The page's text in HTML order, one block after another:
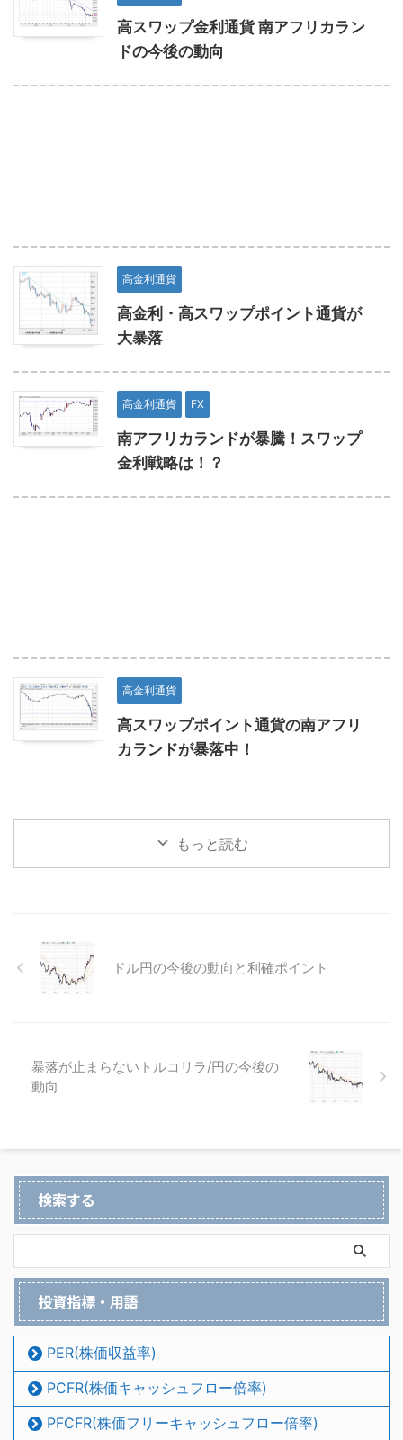
高スワップ金利通貨 南アフリカラン
ドの今後の動向
高金利通貨
高金利・高スワップポイント通貨が
大暴落
高金利通貨 FX
南アフリカランドが暴騰！スワップ
金利戦略は！？
高金利通貨
高スワップポイント通貨の南アフリ
カランドが暴落中！
もっと読む
ドル円の今後の動向と利確ポイント
暴落が止まらないトルコリラ/円の今後の
動向
検索する
投資指標・用語
PER(株価収益率)
PCFR(株価キャッシュフロー倍率)
PFCFR(株価フリーキャッシュフロー倍率)